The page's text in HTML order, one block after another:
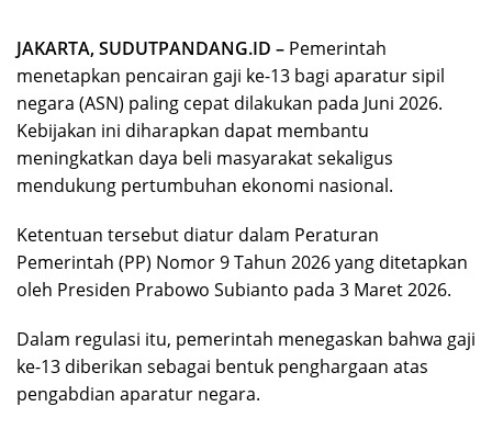
JAKARTA, SUDUTPANDANG.ID – Pemerintah
menetapkan pencairan gaji ke-13 bagi aparatur sipil
negara (ASN) paling cepat dilakukan pada Juni 2026.
Kebijakan ini diharapkan dapat membantu
meningkatkan daya beli masyarakat sekaligus
mendukung pertumbuhan ekonomi nasional.
Ketentuan tersebut diatur dalam Peraturan
Pemerintah (PP) Nomor 9 Tahun 2026 yang ditetapkan
oleh Presiden Prabowo Subianto pada 3 Maret 2026.
Dalam regulasi itu, pemerintah menegaskan bahwa gaji
ke-13 diberikan sebagai bentuk penghargaan atas
pengabdian aparatur negara.